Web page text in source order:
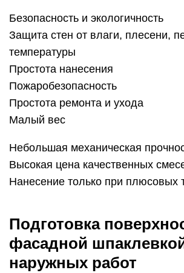
Безопасность и экологичность
Защита стен от влаги, плесени,
температуры
Простота нанесения
Пожаробезопасность
Простота ремонта и ухода
Малый вес
Небольшая механическая
Высокая цена качественных
Нанесение только при плюсовых
Подготовка
фасадной
наружных работ